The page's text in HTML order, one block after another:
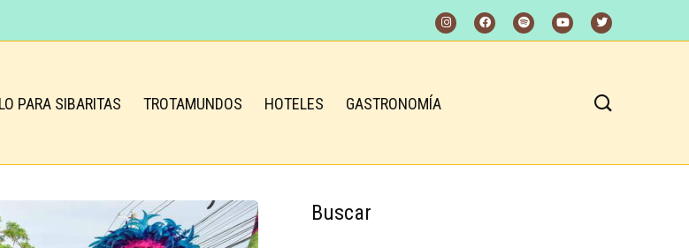
PARA SIBARITAS TROTAMUNDOS HOTELES GASTRONOMÍA
Buscar